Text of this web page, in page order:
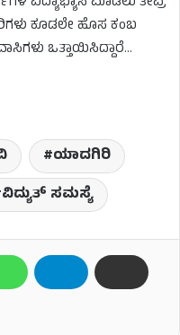
ಕೂಡಲೇ ಹೊಸ ಕಂಬ
ಒತ್ತಾಯಿಸಿದ್ದಾರೆ…
ಯಾದಗಿರಿ
ವಿದ್ಯುತ್​ ಸಮಸ್ಯೆ